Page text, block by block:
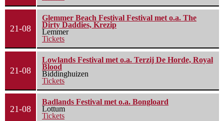
21-08
Glemmer Beach Festival Festival met o.a. The
Dirty Daddies, Krezip
Lemmer
Tickets
21-08
Lowlands Festival met o.a. Terzij De Horde, Royal
Blood
Biddinghuizen
Tickets
21-08
Badlands Festival met o.a. Bongloard
Lottum
Tickets